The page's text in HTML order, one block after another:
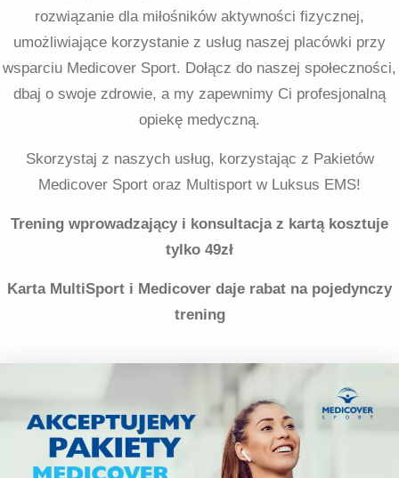
rozwiązanie dla miłośników aktywności fizycznej,
umożliwiające korzystanie z usług naszej placówki przy
wsparciu Medicover Sport. Dołącz do naszej społeczności,
dbaj o swoje zdrowie, a my zapewnimy Ci profesjonalną
opiekę medyczną.
Skorzystaj z naszych usług, korzystając z Pakietów
Medicover Sport oraz Multisport w Luksus EMS!
Trening wprowadzający i konsultacja z kartą kosztuje
tylko 49zł
Karta MultiSport i Medicover daje rabat na pojedynczy
trening